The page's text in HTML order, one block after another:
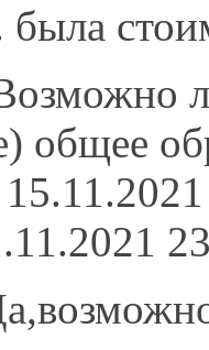
была
общее